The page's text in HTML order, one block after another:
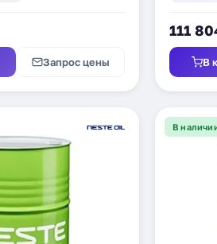
Запрос цены
111
В
В